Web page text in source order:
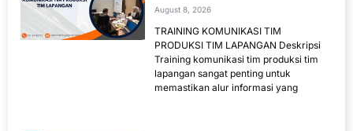
August 8, 2026
TRAINING KOMUNIKASI TIM
PRODUKSI TIM LAPANGAN Deskripsi
Training komunikasi tim produksi tim
lapangan sangat penting untuk
memastikan alur informasi yang